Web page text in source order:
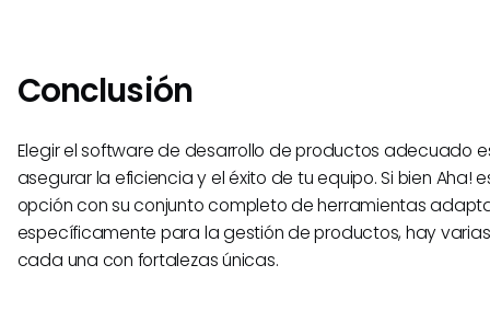
Conclusión
Elegir el software de desarrollo de productos adecuado
asegurar la eficiencia y el éxito de tu equipo. Si bien Aha!
opción con su conjunto completo de herramientas
específicamente para la gestión de productos, hay
cada una con fortalezas únicas.